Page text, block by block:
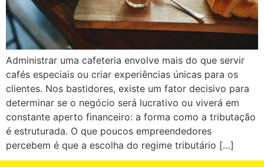
Administrar uma cafeteria envolve mais do que servir
cafés especiais ou criar experiências únicas para os
clientes. Nos bastidores, existe um fator decisivo para
determinar se o negócio será lucrativo ou viverá em
constante aperto financeiro: a forma como a tributação
é estruturada. O que poucos empreendedores
percebem é que a escolha do regime tributário […]